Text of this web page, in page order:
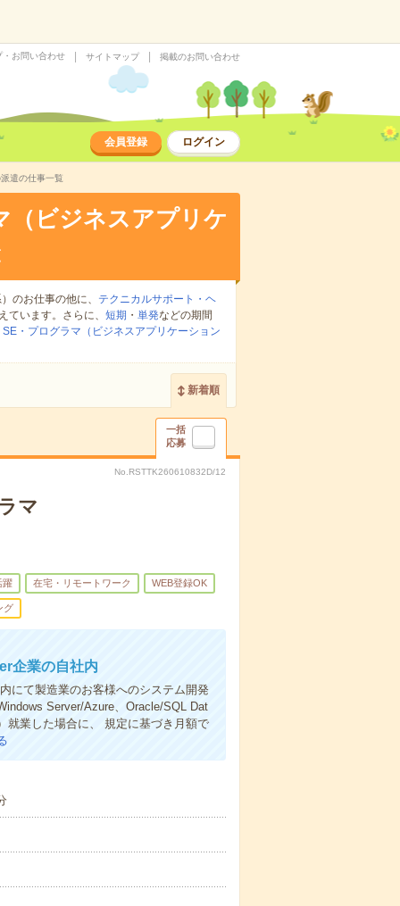
・お問い合わせ サイトマップ 掲載のお問い合わせ
会員登録 ログイン
遣の仕事一覧
（ビジネスアプリケ
のお仕事の他に、
テクニカルサポート・ヘ
ています。さらに、 短期 ・ 単発などの期間
SE・プログラマ（ビジネスアプリケーション
新着順
一括
応募
No.RSTTK260610832D/12
マ
躍 在宅・リモートワーク WEB登録OK
グ
企業の自社内
にて製造業のお客様へのシステム開発
Server/Azure、Oracle/SQL Dat
就業した場合に、 規定に基づき月額で